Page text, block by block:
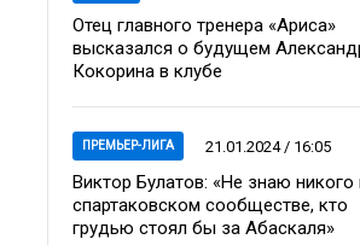
Отец главного тренера «Ариса»
высказался о будущем
Кокорина в клубе
ПРЕМЬЕР-ЛИГА 21.01.2024 / 16:05
Виктор Булатов: «Не знаю никого
спартаковском сообществе, кто
грудью стоял бы за Абаскаля»